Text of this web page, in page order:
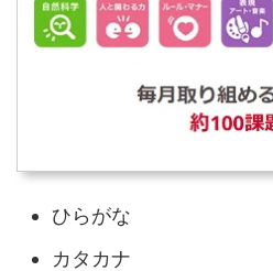
ひらがな
カタカナ